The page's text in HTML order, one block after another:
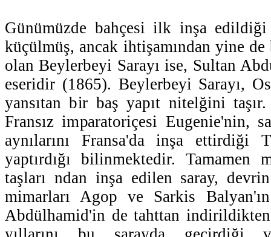
Günümüzde bahçesi ilk inşa edildiği
küçülmüş, ancak ihtişamından yine
olan Beylerbeyi Sarayı ise, Sultan
eseridir (1865). Beylerbeyi Sarayı,
yansıtan bir baş yapıt nitelğini
Fransız imparatoriçesi Eugenie'nin,
aynılarını Fransa'da inşa ettirdiği
yaptırdığı bilinmektedir. Tamamen
taşları ndan inşa edilen saray,
mimarları Agop ve Sarkis
Abdülhamid'in de tahttan